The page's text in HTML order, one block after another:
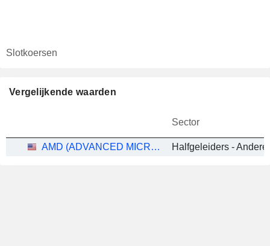
Slotkoersen
Vergelijkende waarden
Sector
AMD (ADVANCED MICRO DEVICES) Halfgeleiders - Andere